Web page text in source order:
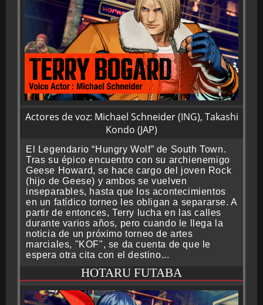
Actores de voz: Michael Schneider (ING), Takashi
Kondo (JAP)
El Legendario “Hungry Wolf” de South Town.
Tras su épico encuentro con su archienemigo
Geese Howard, se hace cargo del joven Rock
(hijo de Geese) y ambos se vuelven
inseparables, hasta que los acontecimientos
en un fatídico torneo les obligan a separarse. A
partir de entonces, Terry lucha en las calles
durante varios años, pero cuando le llega la
noticia de un próximo torneo de artes
marciales, "KOF", se da cuenta de que le
espera otra cita con el destino...
HOTARU FUTABA